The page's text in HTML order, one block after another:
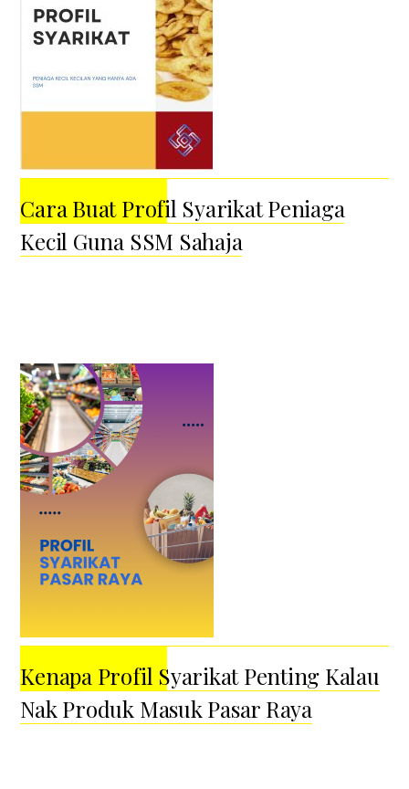
Cara Buat Profil Syarikat Peniaga
Kecil Guna SSM Sahaja
Kenapa Profil Syarikat Penting Kalau
Nak Produk Masuk Pasar Raya